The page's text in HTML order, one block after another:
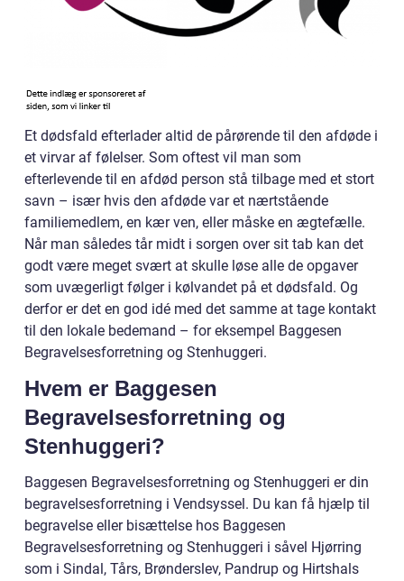
Et dødsfald efterlader altid de pårørende til den afdøde i
et virvar af følelser. Som oftest vil man som
efterlevende til en afdød person stå tilbage med et stort
savn – især hvis den afdøde var et nærtstående
familiemedlem, en kær ven, eller måske en ægtefælle.
Når man således tår midt i sorgen over sit tab kan det
godt være meget svært at skulle løse alle de opgaver
som uvægerligt følger i kølvandet på et dødsfald. Og
derfor er det en god idé med det samme at tage kontakt
til den lokale bedemand – for eksempel Baggesen
Begravelsesforretning og Stenhuggeri.
Hvem er Baggesen
Begravelsesforretning og
Stenhuggeri?
Baggesen Begravelsesforretning og Stenhuggeri er din
begravelsesforretning i Vendsyssel. Du kan få hjælp til
begravelse eller bisættelse hos Baggesen
Begravelsesforretning og Stenhuggeri i såvel Hjørring
som i Sindal, Tårs, Brønderslev, Pandrup og Hirtshals